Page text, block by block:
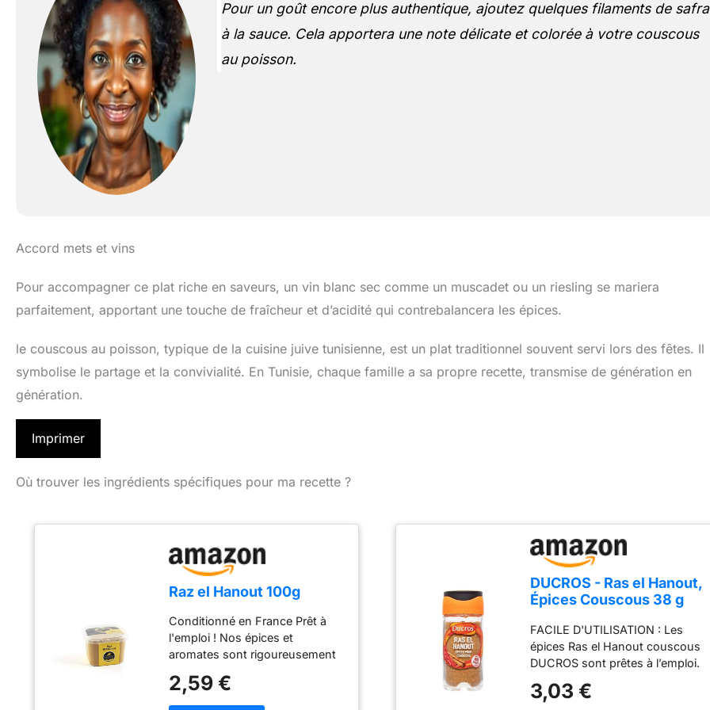
Pour un goût encore plus authentique, ajoutez quelques filaments de
à la sauce. Cela apportera une note délicate et colorée à votre couscous
au poisson.
Accord mets et vins
Pour accompagner ce plat riche en saveurs, un vin blanc sec comme un muscadet ou un riesling se mariera
parfaitement, apportant une touche de fraîcheur et d’acidité qui contrebalancera les épices.
le couscous au poisson, typique de la cuisine juive tunisienne, est un plat traditionnel souvent servi lors des fêtes. Il
symbolise le partage et la convivialité. En Tunisie, chaque famille a sa propre recette, transmise de génération en
génération.
Imprimer
Où trouver les ingrédients spécifiques pour ma recette ?
Raz el Hanout 100g
Conditionné en France Prêt à
l'emploi ! Nos épices et
aromates sont rigoureusement
de leurs saveurs !
2,59 €
DUCROS - Ras el Hanout,
Épices Couscous 38 g
FACILE D'UTILISATION : Les
épices Ras el Hanout couscous
DUCROS sont prêtes à l’emploi.
sur votre couscous ou autre
3,03 €